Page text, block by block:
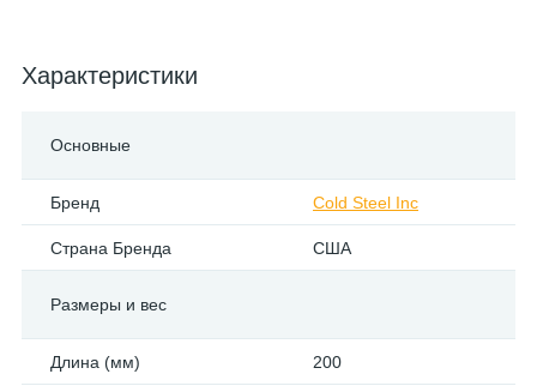
Характеристики
Основные
Бренд Cold Steel Inc
Страна Бренда США
Размеры и вес
Длина (мм) 200